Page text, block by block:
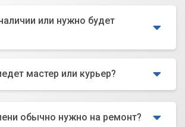
или нужно будет
мастер или курьер?
обычно нужно на ремонт?